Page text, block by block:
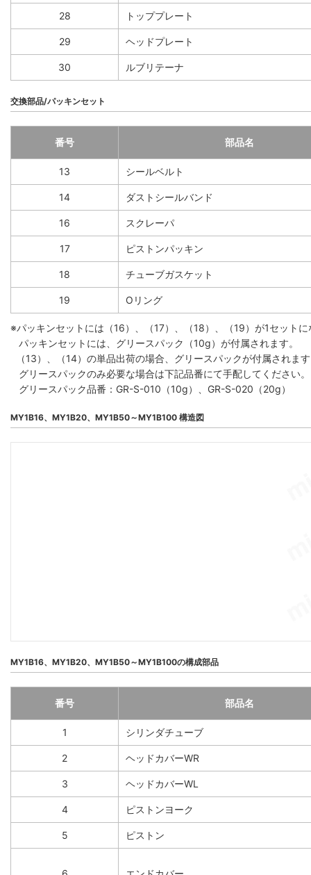
28 トッププレート
29 ヘッドプレート
30 ルブリテーナ
交換部品/パッキンセット
番号 部品名
13 シールベルト
14 ダストシールバンド
16 スクレーパ
17 ピストンパッキン
18 チューブガスケット
19 Oリング
※パッキンセットには（16）、（17）、（18）、（19）が1セット
パッキンセットには、グリースパック（10g）が付属されます。
（13）、（14）の単品出荷の場合、グリースパックが付属されま
グリースパックのみ必要な場合は下記品番にて手配してください。
グリースパック品番：GR-S-010（10g）、GR-S-020（20g）
MY1B16、MY1B20、MY1B50～MY1B100 構造図
MY1B16、MY1B20、MY1B50～MY1B100の構成部品
番号 部品名
1 シリンダチューブ
2 ヘッドカバーWR
3 ヘッドカバーWL
4 ピストンヨーク
5 ピストン